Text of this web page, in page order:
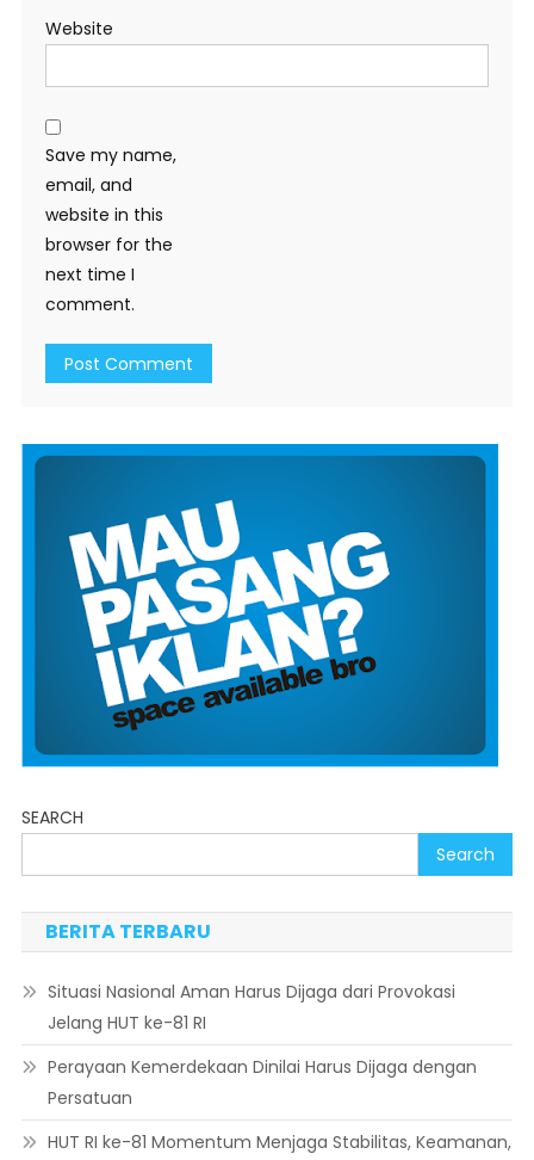
Website
Save my name,
email, and
website in this
browser for the
next time I
comment.
SEARCH
Search
BERITA TERBARU
Situasi Nasional Aman Harus Dijaga dari Provokasi
Jelang HUT ke-81 RI
Perayaan Kemerdekaan Dinilai Harus Dijaga dengan
Persatuan
HUT RI ke-81 Momentum Menjaga Stabilitas, Keamanan,